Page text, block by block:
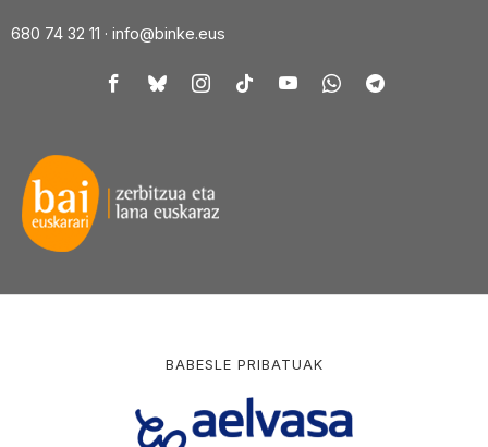
680 74 32 11 · info@binke.eus
BABESLE PRIBATUAK